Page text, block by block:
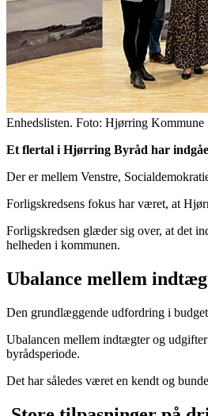
Enhedslisten. Foto: Hjørring Kommune
Et flertal i Hjørring Byråd har
Der er mellem Venstre,
Forligskredsens fokus har været, at
Forligskredsen glæder sig over, at det
helheden i kommunen.
Ubalance mellem
Den grundlæggende udfordring i
Ubalancen mellem indtægter og
byrådsperiode.
Det har således været en kendt og